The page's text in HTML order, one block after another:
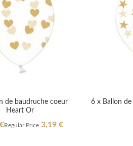
de baudruche coeur
Heart Or
Regular Price 3,19 €
6 x Ballon